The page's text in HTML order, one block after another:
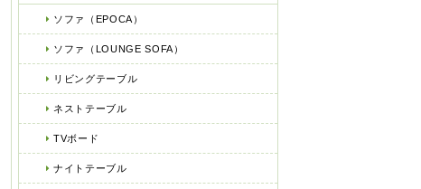
ソファ（EPOCA）
ソファ（LOUNGE SOFA）
リビングテーブル
ネストテーブル
TVボード
ナイトテーブル